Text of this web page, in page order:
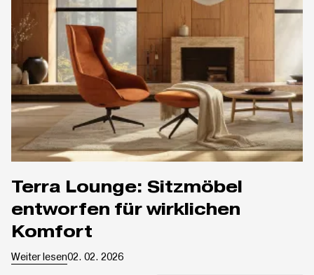
Terra Lounge: Sitzmöbel
entworfen für wirklichen
Komfort
Weiter lesen02. 02. 2026